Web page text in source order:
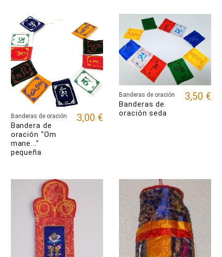
Banderas de oración
Bandera de
oración "Om
mane..."
pequeña
3,00 €
Banderas de oración
Banderas de
oración seda
3,50 €